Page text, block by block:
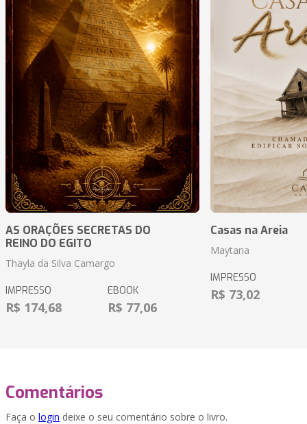
AS ORAÇÕES SECRETAS DO
REINO DO EGITO
Thayla da Silva Camargo
IMPRESSO
R$ 174,68
EBOOK
R$ 77,06
Casas na Areia
Maytana
IMPRESSO
R$ 73,02
Comentários
Faça o login deixe o seu comentário sobre o livro.